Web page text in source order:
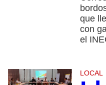
que
con
el
LOCAL